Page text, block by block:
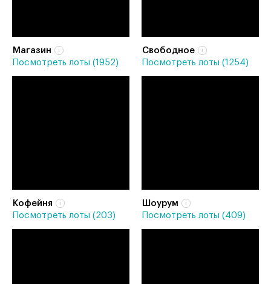
Магазин
Посмотреть лоты (1952)
Свободное
Посмотреть лоты (1254)
Кофейня
Посмотреть лоты (203)
Шоурум
Посмотреть лоты (409)